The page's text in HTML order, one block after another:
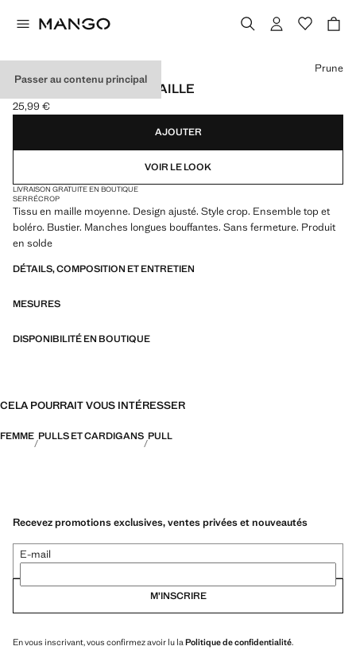
Passer au contenu principal
ENSEMBLE 2 PIÈCES MAILLE
Prix actuel [25,99 € ]
25,99 €
Choisissez une couleur
Prune
AJOUTER
VOIR LE LOOK
LIVRAISON GRATUITE EN BOUTIQUE
SERRÉCROP
Tissu en maille moyenne. Design ajusté. Style crop. Ensemble top et
boléro. Bustier. Manches longues bouffantes. Sans fermeture. Produit
en solde
DÉTAILS, COMPOSITION ET ENTRETIEN
MESURES
DISPONIBILITÉ EN BOUTIQUE
CELA POURRAIT VOUS INTÉRESSER
FEMME PULLS ET CARDIGANS PULL
Recevez promotions exclusives, ventes privées et nouveautés
E-mail
M’INSCRIRE
En vous inscrivant, vous confirmez avoir lu la Politique de confidentialité.